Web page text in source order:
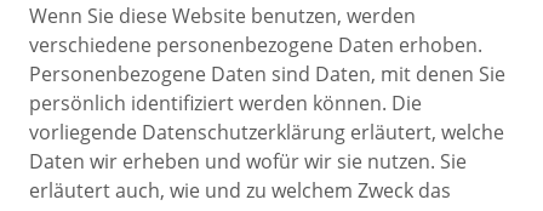
Wenn Sie diese Website benutzen, werden
verschiedene personenbezogene Daten erhoben.
Personenbezogene Daten sind Daten, mit denen Sie
persönlich identifiziert werden können. Die
vorliegende Datenschutzerklärung erläutert, welche
Daten wir erheben und wofür wir sie nutzen. Sie
erläutert auch, wie und zu welchem Zweck das